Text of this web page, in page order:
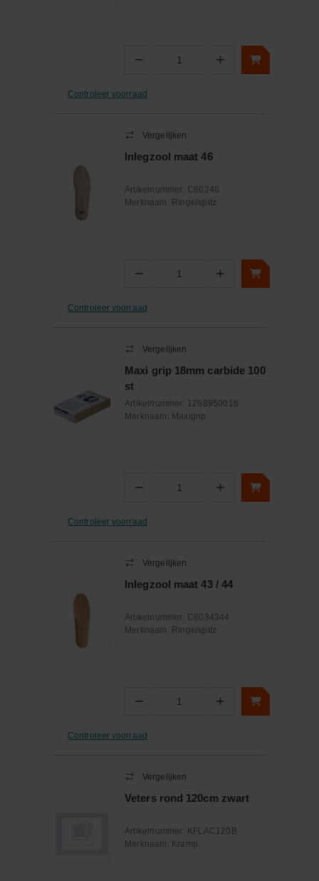
− Aantal +
Controleer voorraad
Vergelijken
Inlegzool maat 46
Artikelnummer: C80246
Merknaam: Ringelspitz
− Aantal +
Controleer voorraad
Vergelijken
Maxi grip 18mm carbide 100
st
Artikelnummer: 1268950018
Merknaam: Maxigrip
− Aantal +
Controleer voorraad
Vergelijken
Inlegzool maat 43 / 44
Artikelnummer: C8034344
Merknaam: Ringelspitz
− Aantal +
Controleer voorraad
Vergelijken
Veters rond 120cm zwart
Artikelnummer: KFLAC120B
Merknaam: Kramp